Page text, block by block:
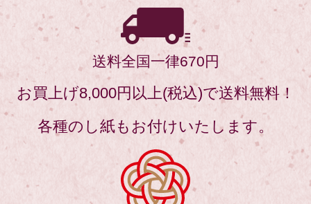
送料全国一律670円
お買上げ8,000円以上(税込)で送料無料！
各種のし紙もお付けいたします。